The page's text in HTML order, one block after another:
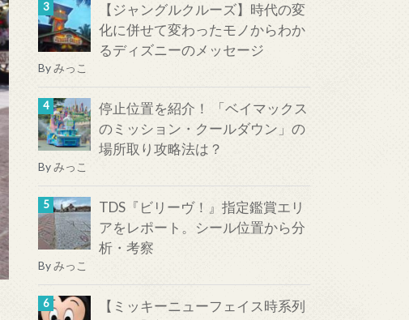
【ジャングルクルーズ】時代の変
化に併せて変わったモノからわか
るディズニーのメッセージ
Byみっこ
停止位置を紹介！ 「ベイマックス
のミッション・クールダウン」の
場所取り攻略法は？
Byみっこ
TDS『ビリーヴ！』指定鑑賞エリ
アをレポート。シール位置から分
析・考察
Byみっこ
【ミッキーニューフェイス時系列